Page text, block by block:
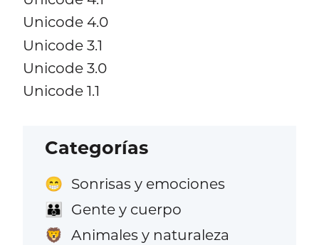
Unicode 4.0
Unicode 3.1
Unicode 3.0
Unicode 1.1
Categorías
😁 Sonrisas y emociones
👪 Gente y cuerpo
🦁 Animales y naturaleza